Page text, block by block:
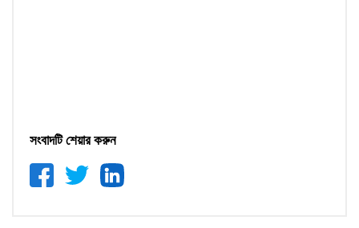
সংবাদটি শেয়ার করুন